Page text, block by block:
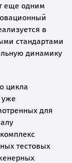
еще одним
в
стандартами
динамику
цикла
уже
для
тестовых